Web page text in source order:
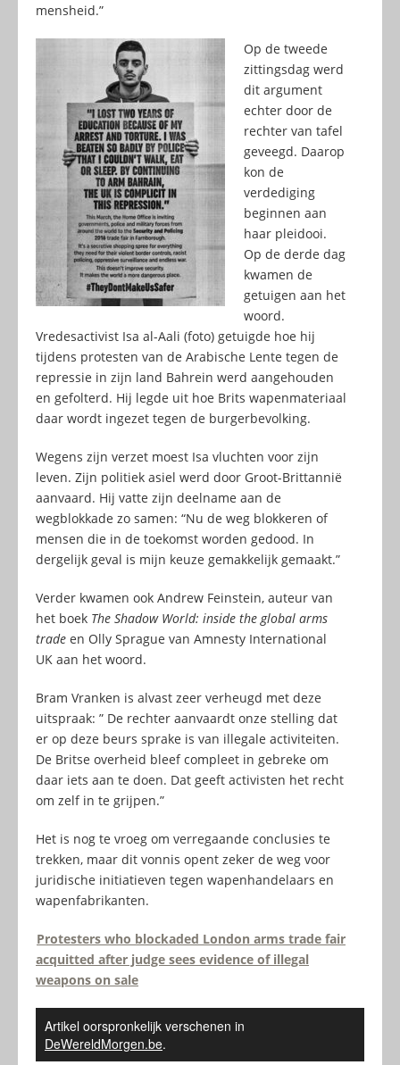
mensheid.”
Op de tweede
zittingsdag werd
dit argument
echter door de
rechter van tafel
geveegd. Daarop
kon de
verdediging
beginnen aan
haar pleidooi.
Op de derde dag
kwamen de
getuigen aan het
woord.
Vredesactivist Isa al-Aali (foto) getuigde hoe hij
tijdens protesten van de Arabische Lente tegen de
repressie in zijn land Bahrein werd aangehouden
en gefolterd. Hij legde uit hoe Brits wapenmateriaal
daar wordt ingezet tegen de burgerbevolking.
Wegens zijn verzet moest Isa vluchten voor zijn
leven. Zijn politiek asiel werd door Groot-Brittannië
aanvaard. Hij vatte zijn deelname aan de
wegblokkade zo samen: “Nu de weg blokkeren of
mensen die in de toekomst worden gedood. In
dergelijk geval is mijn keuze gemakkelijk gemaakt.”
Verder kwamen ook Andrew Feinstein, auteur van
het boek The Shadow World: inside the global arms
trade en Olly Sprague van Amnesty International
UK aan het woord.
Bram Vranken is alvast zeer verheugd met deze
uitspraak: ” De rechter aanvaardt onze stelling dat
er op deze beurs sprake is van illegale activiteiten.
De Britse overheid bleef compleet in gebreke om
daar iets aan te doen. Dat geeft activisten het recht
om zelf in te grijpen.”
Het is nog te vroeg om verregaande conclusies te
trekken, maar dit vonnis opent zeker de weg voor
juridische initiatieven tegen wapenhandelaars en
wapenfabrikanten.
Protesters who blockaded London arms trade fair
acquitted after judge sees evidence of illegal
weapons on sale
Artikel oorspronkelijk verschenen in
DeWereldMorgen.be.